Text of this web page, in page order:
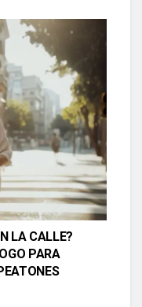
LA CALLE?
PARA